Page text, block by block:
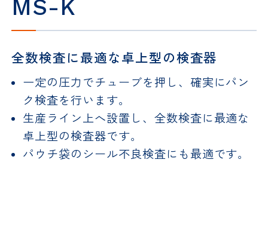
MS-K
全数検査に最適な卓上型の検査器
一定の圧力でチューブを押し、確実にパン
ク検査を行います。
生産ライン上へ設置し、全数検査に最適な
卓上型の検査器です。
パウチ袋のシール不良検査にも最適です。